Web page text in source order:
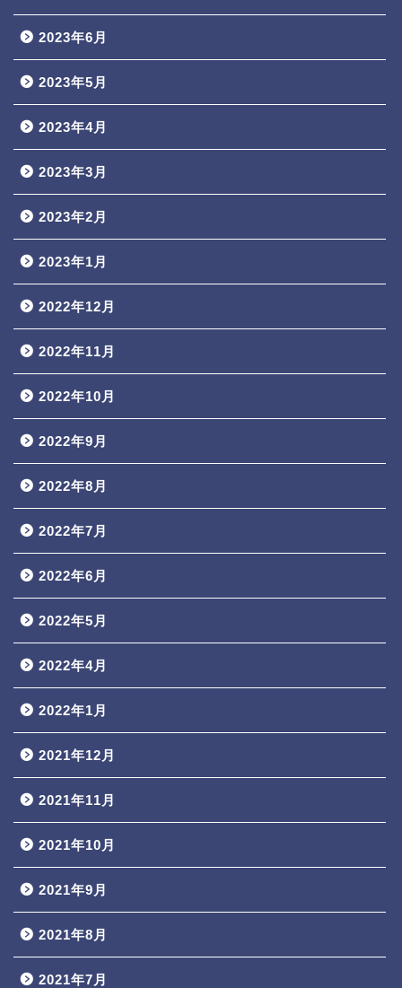
2023年6月
2023年5月
2023年4月
2023年3月
2023年2月
2023年1月
2022年12月
2022年11月
2022年10月
2022年9月
2022年8月
2022年7月
2022年6月
2022年5月
2022年4月
2022年1月
2021年12月
2021年11月
2021年10月
2021年9月
2021年8月
2021年7月